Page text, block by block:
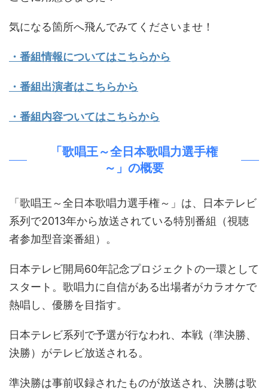
気になる箇所へ飛んでみてくださいませ！
・番組情報についてはこちらから
・番組出演者はこちらから
・番組内容ついてはこちらから
「歌唱王～全日本歌唱力選手権
～」の概要
「歌唱王～全日本歌唱力選手権～」は、日本テレビ
系列で2013年から放送されている特別番組（視聴
者参加型音楽番組）。
日本テレビ開局60年記念プロジェクトの一環として
スタート。歌唱力に自信がある出場者がカラオケで
熱唱し、優勝を目指す。
日本テレビ系列で予選が行なわれ、本戦（準決勝、
決勝）がテレビ放送される。
準決勝は事前収録されたものが放送され、決勝は歌